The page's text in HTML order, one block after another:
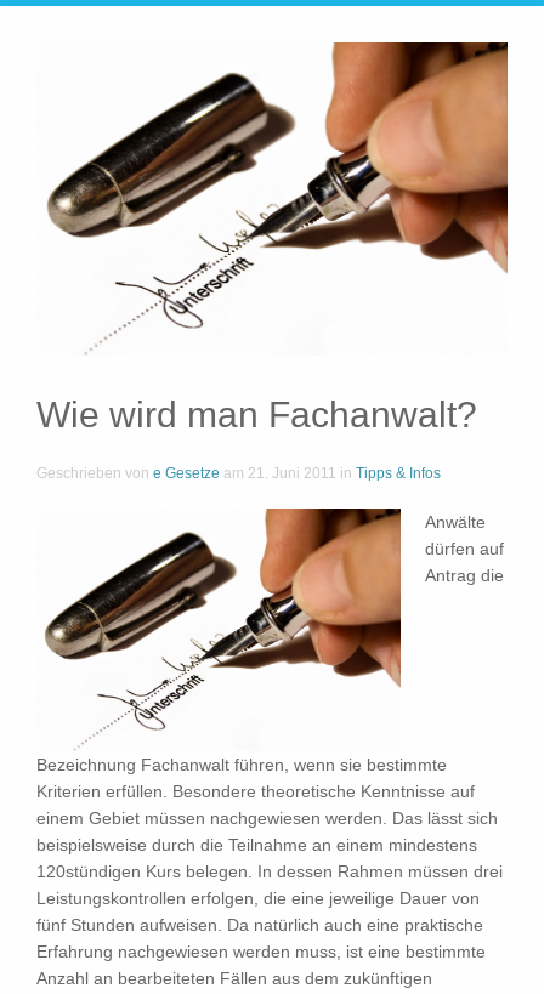
Wie wird man Fachanwalt?
Geschrieben von e Gesetze am 21. Juni 2011 in Tipps & Infos
Anwälte
dürfen auf
Antrag die
Bezeichnung Fachanwalt führen, wenn sie bestimmte
Kriterien erfüllen. Besondere theoretische Kenntnisse auf
einem Gebiet müssen nachgewiesen werden. Das lässt sich
beispielsweise durch die Teilnahme an einem mindestens
120stündigen Kurs belegen. In dessen Rahmen müssen drei
Leistungskontrollen erfolgen, die eine jeweilige Dauer von
fünf Stunden aufweisen. Da natürlich auch eine praktische
Erfahrung nachgewiesen werden muss, ist eine bestimmte
Anzahl an bearbeiteten Fällen aus dem zukünftigen